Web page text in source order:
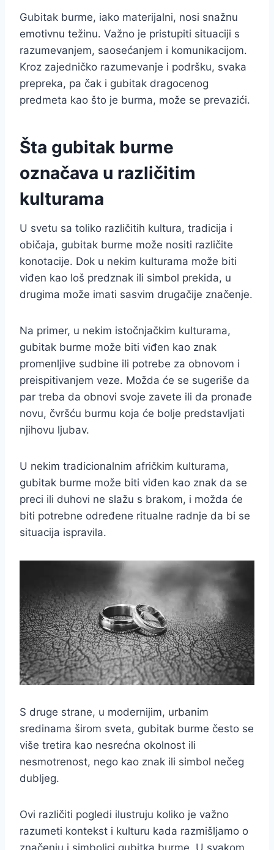
Gubitak burme, iako materijalni, nosi snažnu
emotivnu težinu. Važno je pristupiti situaciji s
razumevanjem, saosećanjem i komunikacijom.
Kroz zajedničko razumevanje i podršku, svaka
prepreka, pa čak i gubitak dragocenog
predmeta kao što je burma, može se prevazići.
Šta gubitak burme
označava u različitim
kulturama
U svetu sa toliko različitih kultura, tradicija i
običaja, gubitak burme može nositi različite
konotacije. Dok u nekim kulturama može biti
viđen kao loš predznak ili simbol prekida, u
drugima može imati sasvim drugačije značenje.
Na primer, u nekim istočnjačkim kulturama,
gubitak burme može biti viđen kao znak
promenljive sudbine ili potrebe za obnovom i
preispitivanjem veze. Možda će se sugeriše da
par treba da obnovi svoje zavete ili da pronađe
novu, čvršću burmu koja će bolje predstavljati
njihovu ljubav.
U nekim tradicionalnim afričkim kulturama,
gubitak burme može biti viđen kao znak da se
preci ili duhovi ne slažu s brakom, i možda će
biti potrebne određene ritualne radnje da bi se
situacija ispravila.
S druge strane, u modernijim, urbanim
sredinama širom sveta, gubitak burme često se
više tretira kao nesrećna okolnost ili
nesmotrenost, nego kao znak ili simbol nečeg
dubljeg.
Ovi različiti pogledi ilustruju koliko je važno
razumeti kontekst i kulturu kada razmišljamo o